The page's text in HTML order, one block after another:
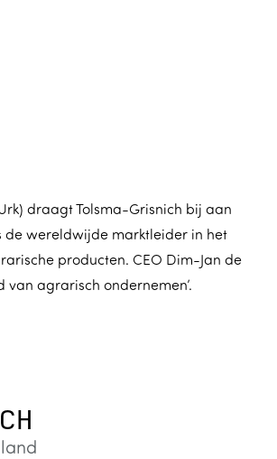
draagt Tolsma-Grisnich bij aan
de wereldwijde marktleider in het
producten. CEO Dim-Jan de
agrarisch ondernemen’.